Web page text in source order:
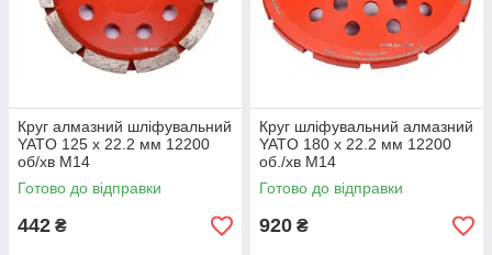
Круг алмазний шліфувальний
YATO 125 х 22.2 мм 12200
об/хв M14
Готово до відправки
442 ₴
Круг шліфувальний алмазний
YATO 180 х 22.2 мм 12200
об./хв M14
Готово до відправки
920 ₴